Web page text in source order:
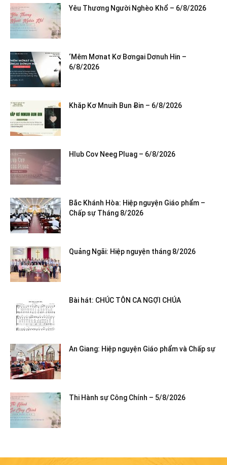
Yêu Thương Người Nghèo Khổ – 6/8/2026
‘Mêm Mơnat Kơ Bơngai Dơnuh Hin –
6/8/2026
Khăp Kơ Mnuih Bun Ƀin – 6/8/2026
Hlub Cov Neeg Pluag – 6/8/2026
Bắc Khánh Hòa: Hiệp nguyện Giáo phẩm –
Chấp sự Tháng 8/2026
Quảng Ngãi: Hiệp nguyện tháng 8/2026
Bài hát: CHÚC TÔN CA NGỢI CHÚA
An Giang: Hiệp nguyện Giáo phẩm và Chấp sự
Thi Hành sự Công Chính – 5/8/2026